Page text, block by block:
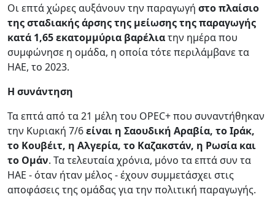
Οι επτά χώρες αυξάνουν την παραγωγή στο πλαίσιο
της σταδιακής άρσης της μείωσης της παραγωγής
κατά 1,65 εκατομμύρια βαρέλιατην ημέρα που
συμφώνησε η ομάδα, η οποία τότε περιλάμβανε τα
ΗΑΕ, το 2023.
Η συνάντηση
Τα επτά από τα 21 μέλη του OPEC+ που συναντήθηκαν
την Κυριακή 7/6είναι η Σαουδική Αραβία, το Ιράκ,
το Κουβέιτ, η Αλγερία, το Καζακστάν, η Ρωσία και
το Ομάν. Τα τελευταία χρόνια, μόνο τα επτά συν τα
ΗΑΕ - όταν ήταν μέλος - έχουν συμμετάσχει στις
αποφάσεις της ομάδας για την πολιτική παραγωγής.